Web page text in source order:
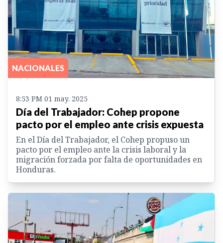
NACIONALES
8:53 PM 01 may. 2025
Día del Trabajador: Cohep propone
pacto por el empleo ante crisis expuesta
En el Día del Trabajador, el Cohep propuso un
pacto por el empleo ante la crisis laboral y la
migración forzada por falta de oportunidades en
Honduras.